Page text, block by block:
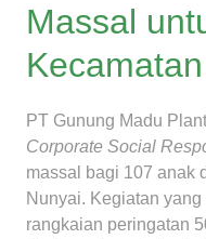
Massal
PT Gunung Madu
Corporate Social
massal bagi 107 anak
Nunyai. Kegiatan
rangkaian peringatan